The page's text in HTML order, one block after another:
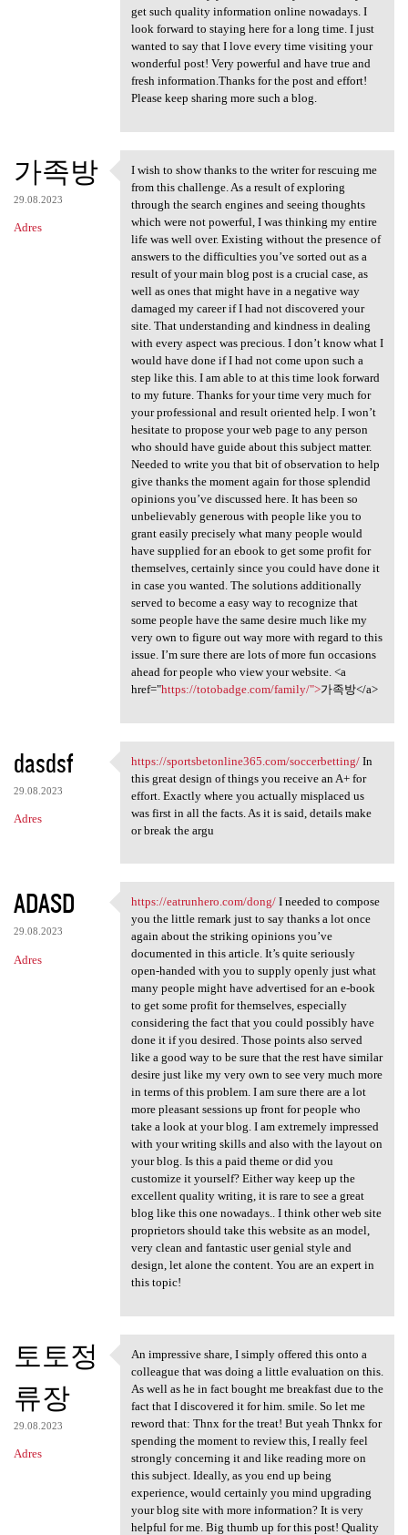
get such quality information online nowadays. I
look forward to staying here for a long time. I just
wanted to say that I love every time visiting your
wonderful post! Very powerful and have true and
fresh information.Thanks for the post and effort!
Please keep sharing more such a blog.
가족방
29.08.2023
Adres
I wish to show thanks to the
I wish to show thanks to the writer for rescuing me
from this challenge. As a result of exploring
through the search engines and seeing thoughts
which were not powerful, I was thinking my entire
life was well over. Existing without the presence of
answers to the difficulties you’ve sorted out as a
result of your main blog post is a crucial case, as
well as ones that might have in a negative way
damaged my career if I had not discovered your
site. That understanding and kindness in dealing
with every aspect was precious. I don’t know what I
would have done if I had not come upon such a
step like this. I am able to at this time look forward
to my future. Thanks for your time very much for
your professional and result oriented help. I won’t
hesitate to propose your web page to any person
who should have guide about this subject matter.
Needed to write you that bit of observation to help
give thanks the moment again for those splendid
opinions you’ve discussed here. It has been so
unbelievably generous with people like you to
grant easily precisely what many people would
have supplied for an ebook to get some profit for
themselves, certainly since you could have done it
in case you wanted. The solutions additionally
served to become a easy way to recognize that
some people have the same desire much like my
very own to figure out way more with regard to this
issue. I’m sure there are lots of more fun occasions
ahead for people who view your website. <a
href="https://totobadge.com/family/">가족방</a>
dasdsf
29.08.2023
Adres
https://sportsbetonline365
https://sportsbetonline365.com/soccerbetting/In
this great design of things you receive an A+ for
effort. Exactly where you actually misplaced us
was first in all the facts. As it is said, details make
or break the argu
ADASD
29.08.2023
Adres
https://eatrunhero.com/dong/
https://eatrunhero.com/dong/I needed to compose
you the little remark just to say thanks a lot once
again about the striking opinions you’ve
documented in this article. It’s quite seriously
open-handed with you to supply openly just what
many people might have advertised for an e-book
to get some profit for themselves, especially
considering the fact that you could possibly have
done it if you desired. Those points also served
like a good way to be sure that the rest have similar
desire just like my very own to see very much more
in terms of this problem. I am sure there are a lot
more pleasant sessions up front for people who
take a look at your blog. I am extremely impressed
with your writing skills and also with the layout on
your blog. Is this a paid theme or did you
customize it yourself? Either way keep up the
excellent quality writing, it is rare to see a great
blog like this one nowadays.. I think other web site
proprietors should take this website as an model,
very clean and fantastic user genial style and
design, let alone the content. You are an expert in
this topic!
토토정
류장
29.08.2023
Adres
An impressive share, I simply
An impressive share, I simply offered this onto a
colleague that was doing a little evaluation on this.
As well as he in fact bought me breakfast due to the
fact that I discovered it for him. smile. So let me
reword that: Thnx for the treat! But yeah Thnkx for
spending the moment to review this, I really feel
strongly concerning it and like reading more on
this subject. Ideally, as you end up being
experience, would certainly you mind upgrading
your blog site with more information? It is very
helpful for me. Big thumb up for this post! Quality